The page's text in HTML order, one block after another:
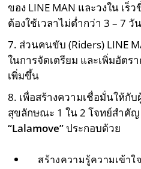
ของ LINE MAN และวงใน เร็
ต้องใช้เวลาไม่ต่ำกว่า 3 – 7 วัน
7. ส่วนคนขับ (Riders) LINE
ในการจัดเตรียม และเพิ่มอัตร
เพิ่มขึ้น
8. เพื่อสร้างความเชื่อมั่นให้กั
สุขลักษณะ 1 ใน 2 โจทย์สำคั
“Lalamove”ประกอบด้วย
สร้างความรู้ความเข้าใ